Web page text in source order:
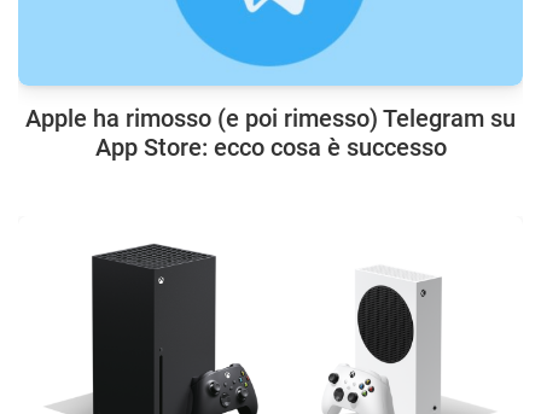
Apple ha rimosso (e poi rimesso) Telegram su
App Store: ecco cosa è successo